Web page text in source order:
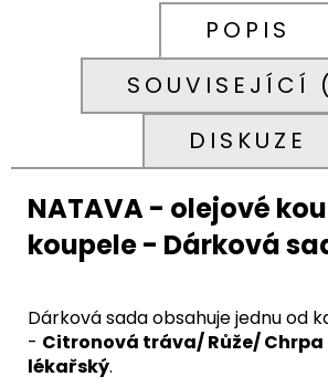
POPIS
SOUVISEJÍCÍ
DISKUZE
NATAVA - olejové
koupele - Dárková
Dárková sada obsahuje jednu od
- Citronová tráva/ Růže/
lékařský.